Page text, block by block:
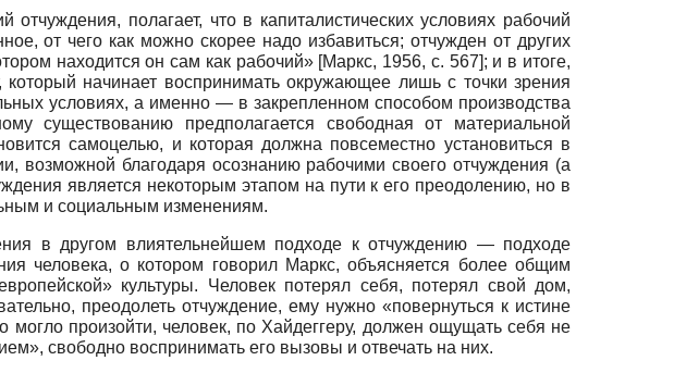
полагает, что в капиталистических условиях рабочий
от чего как можно скорее надо избавиться; отчужден от других
находится он сам как рабочий» [Маркс, 1956, с. 567]; и в итоге,
начинает воспринимать окружающее лишь с точки зрения
условиях, а именно — в закрепленном способом производства
существованию предполагается свободная от материальной
самоцелью, и которая должна повсеместно установиться в
возможной благодаря осознанию рабочими своего отчуждения (а
является некоторым этапом на пути к его преодолению, но в
и социальным изменениям.
в другом влиятельнейшем подходе к отчуждению — подходе
человека, о котором говорил Маркс, объясняется более общим
культуры. Человек потерял себя, потерял свой дом,
преодолеть отчуждение, ему нужно «повернуться к истине
могло произойти, человек, по Хайдеггеру, должен ощущать себя не
свободно воспринимать его вызовы и отвечать на них.